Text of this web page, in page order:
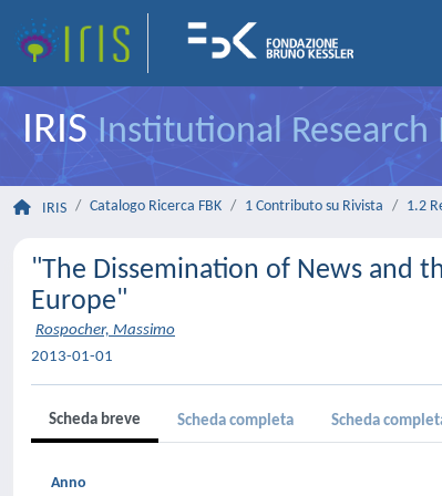
IRISInstitutional
IRIS Catalogo Ricerca FBK 1 Contributo su Rivista 1.2
"The Dissemination of News and
Europe"
Rospocher, Massimo
2013-01-01
Scheda breve Scheda completa Scheda
Anno